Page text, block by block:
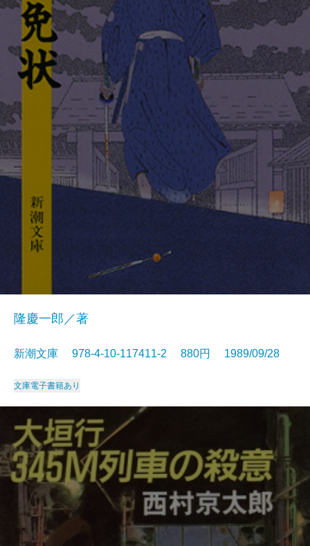
隆慶一郎／著
新潮文庫 978-4-10-117411-2 880円 1989/09/28
文庫電子書籍あり